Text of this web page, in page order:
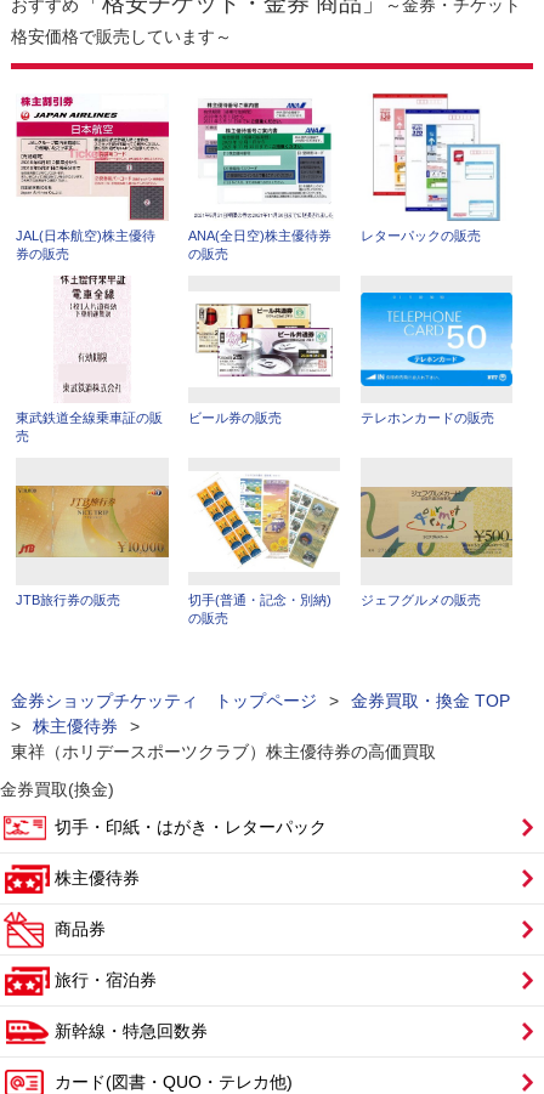
おすすめ
～金券・チケット
格安価格で販売しています～
JAL(日本航空)株主優待
券の販売
ANA(全日空)株主優待券
の販売
レターパックの販売
東武鉄道全線乗車証の販
売
ビール券の販売 テレホンカードの販売
JTB旅行券の販売
切手(普通・記念・別納)
の販売
ジェフグルメの販売
金券ショップチケッティ トップページ >
金券買取・換金 TOP
>
株主優待券
>
東祥（ホリデースポーツクラブ）株主優待券の高価買取
金券買取(換金)
切手・印紙・はがき・レターパック
株主優待券
商品券
旅行・宿泊券
新幹線・特急回数券
カード(図書・QUO・テレカ他)